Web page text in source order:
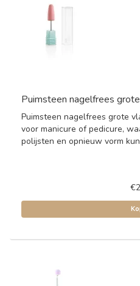
Puimsteen nagelfrees
Puimsteen nagelfrees grote
voor manicure of pedicure,
polijsten en opnieuw vorm